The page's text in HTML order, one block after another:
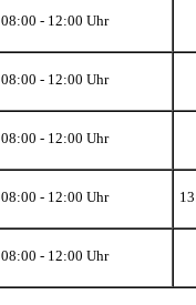
08:00 - 12:00 Uhr
08:00 - 12:00 Uhr
08:00 - 12:00 Uhr
08:00 - 12:00 Uhr
08:00 - 12:00 Uhr